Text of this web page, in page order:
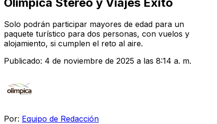
Solo podrán participar mayores de edad para un
paquete turístico para dos personas, con vuelos y
alojamiento, si cumplen el reto al aire.
Publicado: 4 de noviembre de 2025 a las 8:14 a. m.
Por: Equipo de Redacción